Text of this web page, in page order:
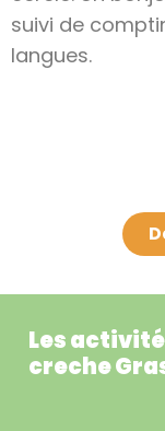
suivi de
langues.
Les
creche